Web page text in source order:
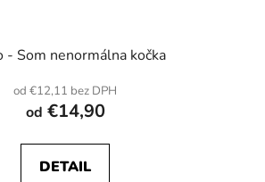
- Som nenormálna kočka
od €12,11 bez DPH
od €14,90
DETAIL